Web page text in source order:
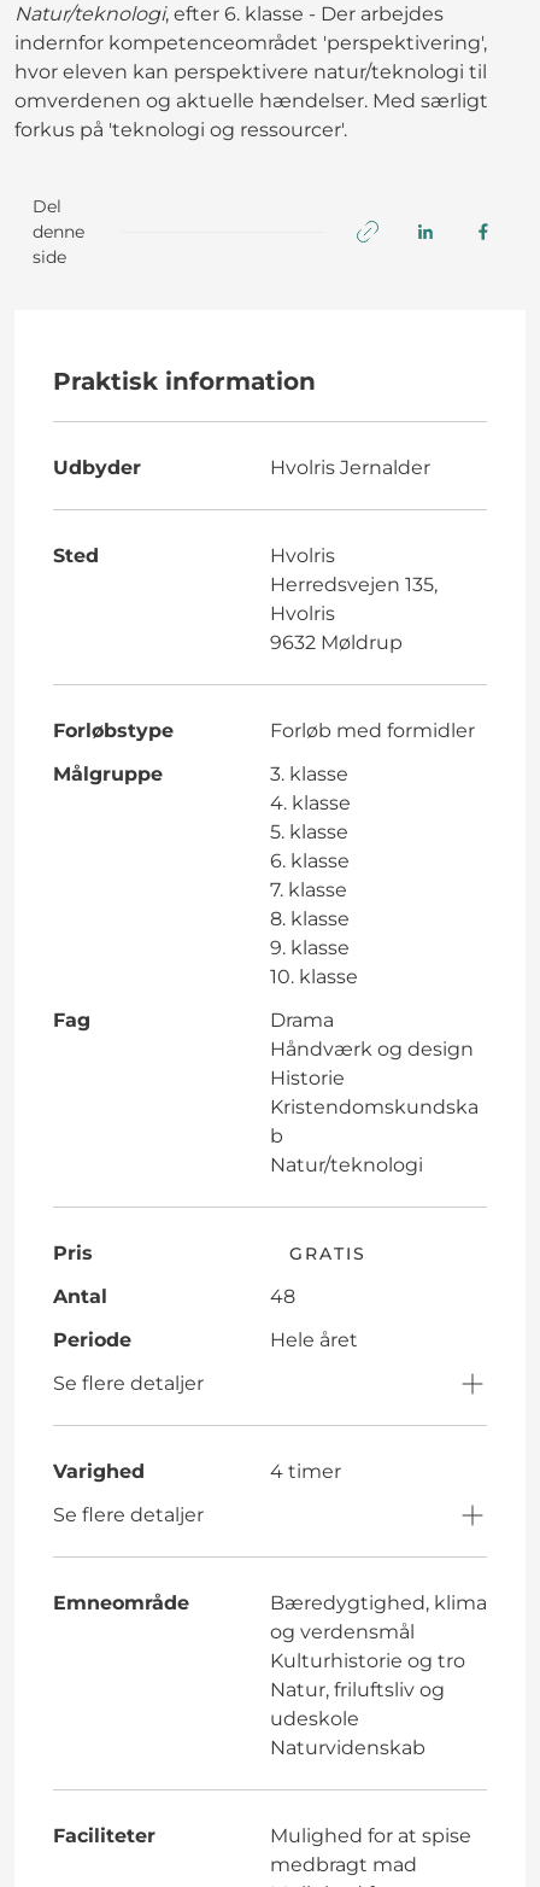
Natur/teknologi, efter 6. klasse - Der arbejdes
indernfor kompetenceområdet 'perspektivering',
hvor eleven kan perspektivere natur/teknologi til
omverdenen og aktuelle hændelser. Med særligt
forkus på 'teknologi og ressourcer'.
Del
denne
side
Praktisk information
Udbyder Hvolris Jernalder
Sted
Hvolris
Herredsvejen 135,
Hvolris
9632 Møldrup
Forløbstype
Forløb med formidler
Målgruppe
3. klasse
4. klasse
5. klasse
6. klasse
7. klasse
8. klasse
9. klasse
10. klasse
Fag
Drama
Håndværk og design
Historie
Kristendomskundska
b
Natur/teknologi
Pris GRATIS
Antal
48
Periode
Hele året
Se flere detaljer
Varighed
4 timer
Se flere detaljer
Emneområde
Bæredygtighed, klima
og verdensmål
Kulturhistorie og tro
Natur, friluftsliv og
udeskole
Naturvidenskab
Faciliteter
Mulighed for at spise
medbragt mad